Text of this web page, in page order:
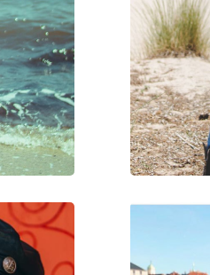
Ray-Ban
Mode
RB2298 954/33 52
Non